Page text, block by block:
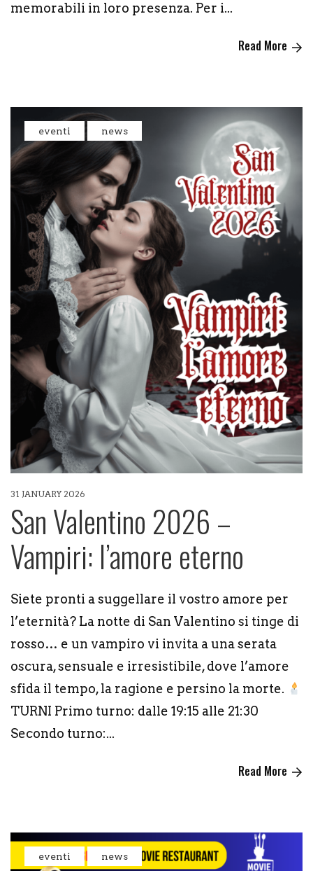
memorabili in loro presenza. Per i...
Read More
eventi news
31 JANUARY 2026
San Valentino 2026 –
Vampiri: l’amore eterno
Siete pronti a suggellare il vostro amore per
l’eternità? La notte di San Valentino si tinge di
rosso… e un vampiro vi invita a una serata
oscura, sensuale e irresistibile, dove l’amore
sfida il tempo, la ragione e persino la morte.
TURNI Primo turno: dalle 19:15 alle 21:30
Secondo turno:...
Read More
eventi news